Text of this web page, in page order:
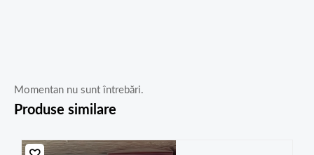
Momentan nu sunt întrebări.
Produse similare